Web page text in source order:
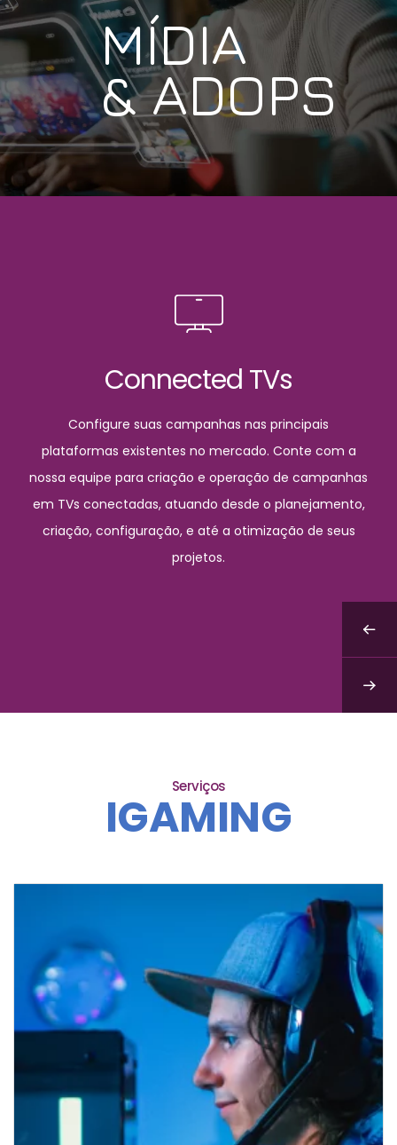
MÍDIA
& ADOPS
Mídia de Performance
esforços publicitários sejam direcionados de forma
acesso a uma abordagem estratégica e eficiente,
focada em resultados mensuráveis, com otimização
de campanhas, segmentação precisa e análise de
dados em tempo real.
Serviços
IGAMING